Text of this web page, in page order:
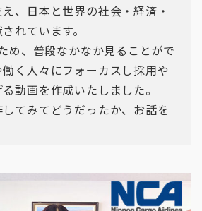
、日本と世界の社会・経済・
れています。
め、普段なかなか見ることがで
く人々にフォーカスし採用や
動画を作成いたしました。
てみてどうだったか、お話を